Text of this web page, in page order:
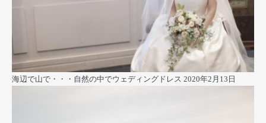
海辺で山で・・・自然の中でウェディングドレス 2020年2月13日